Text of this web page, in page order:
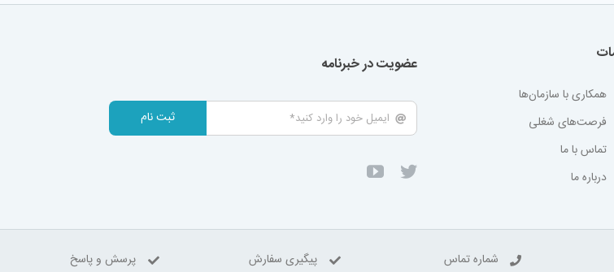
همکاری با سازمان‌ها
فرصت‌های شغلی
تماس با ما
درباره ما
عضویت در خبرنامه
ثبت نام
شماره تماس پیگیری سفارش پرسش و پاسخ